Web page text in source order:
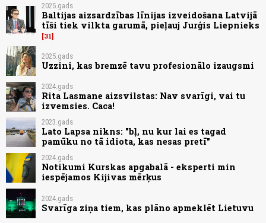
2025.gads
Baltijas aizsardzības līnijas izveidošana Latvijā
tīši tiek vilkta garumā, pieļauj Jurģis Liepnieks
31
2025.gads
Uzzini, kas bremzē tavu profesionālo izaugsmi
2024.gads
Rita Lasmane aizsvilstas: Nav svarīgi, vai tu
izvemsies. Caca!
2023.gads
Lato Lapsa nikns: "bļ, nu kur lai es tagad
pamūku no tā idiota, kas nesas pretī"
2024.gads
Notikumi Kurskas apgabalā - eksperti min
iespējamos Kijivas mērķus
2024.gads
Svarīga ziņa tiem, kas plāno apmeklēt Lietuvu